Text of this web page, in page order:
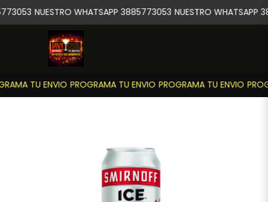
TU ENVIO PROGRAMA TU ENVIO PROGRAMA TU ENVIO
NUESTRO WHATSAPP 3885773053 NUESTRO WHATSAPP